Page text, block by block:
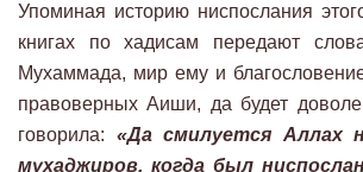
Упоминая историю ниспослания
книгах по хадисам передают
Мухаммада, мир ему и
правоверных Аиши, да будет
говорила: «Да смилуется Аллах
мухаджиров, когда был